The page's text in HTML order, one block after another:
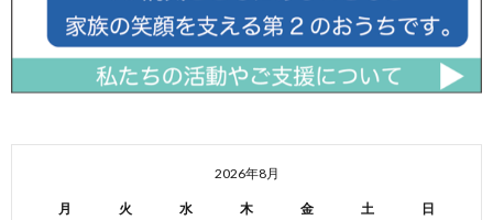
2026年8月
月 火 水 木 金 土 日